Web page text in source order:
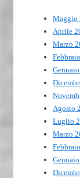
Maggio
Aprile
Marzo
Agosto
Luglio
Marzo